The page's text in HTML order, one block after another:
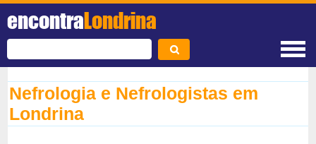
encontraLondrina
Nefrologia e Nefrologistas em
Londrina